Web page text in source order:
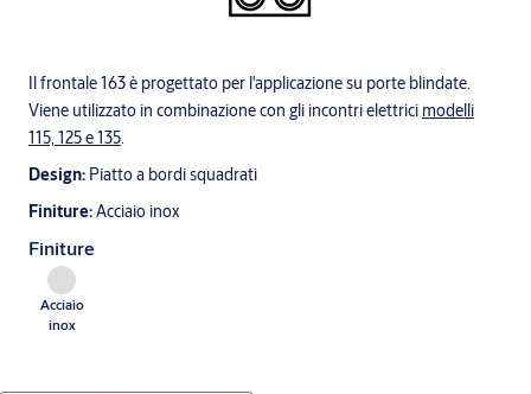
Il frontale 163 è progettato per l'applicazione su porte blindate.
Viene utilizzato in combinazione con gli incontri elettrici modelli
115, 125 e 135.
Design: Piatto a bordi squadrati
Finiture:Acciaio inox
Finiture
Acciaio
inox